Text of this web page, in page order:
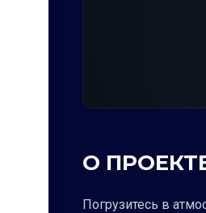
О
Погрузитесь в